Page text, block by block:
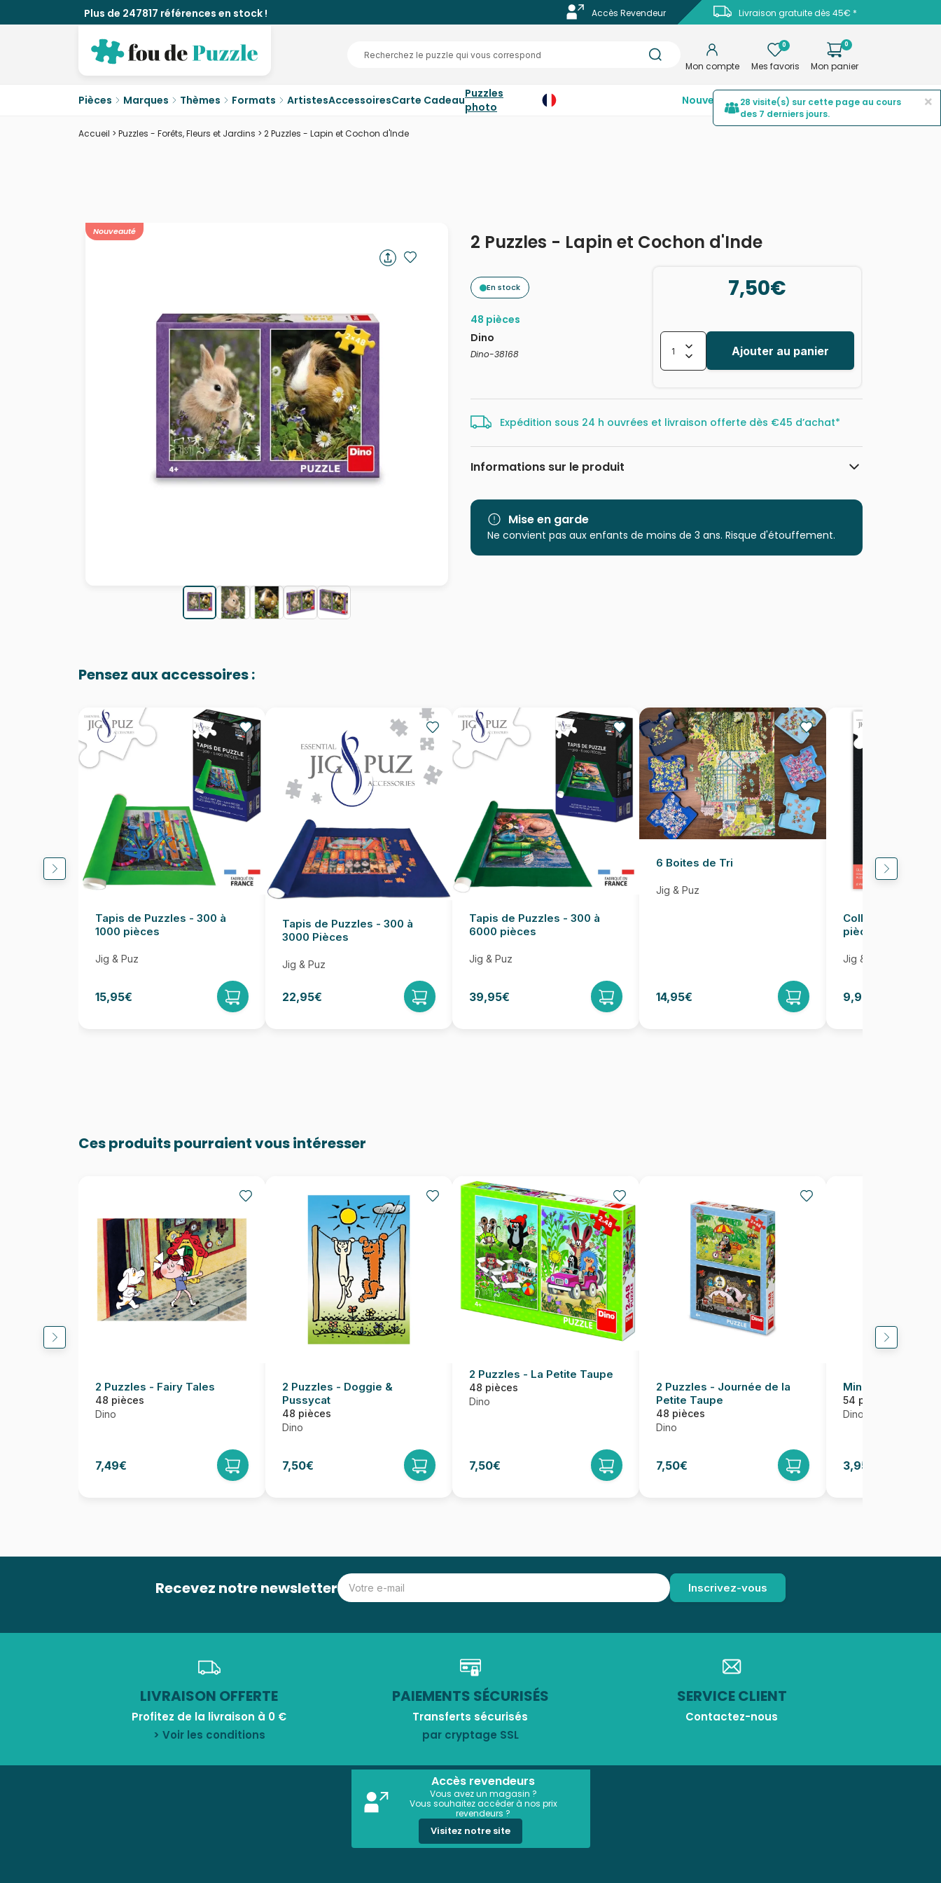
Plus de 247817 références en stock ! Livraison gratuite dès 45€ *
Accès Revendeur
Mon compte
0
Mes favoris
0
Mon panier
Pièces Marques Thèmes Formats ArtistesAccessoiresCarte CadeauPuzzles
photo
NouveautésTop ventesPromotions
Accueil > Puzzles - Forêts, Fleurs et Jardins > 2 Puzzles - Lapin et Cochon d'Inde
Nouveauté 2 Puzzles - Lapin et Cochon d'Inde
En stock
48 pièces
Dino
Dino-38168
7,50€
Ajouter au panier
Expédition sous 24 h ouvrées et livraison offerte dès €45 d’achat*
Informations sur le produit
Catégorie
Age
à partir de 5 ans (31 à 49 pièces)
Mise en garde
Ne convient pas aux enfants de moins de 3 ans. Risque d'étouffement.
Pensez aux accessoires :
Tapis de Puzzles - 300 à
1000 pièces
Jig & Puz
15,95€
Tapis de Puzzles - 300 à
3000 Pièces
Jig & Puz
22,95€
Tapis de Puzzles - 300 à
6000 pièces
Jig & Puz
39,95€
6 Boites de Tri
Jig & Puz
14,95€
Colle pour Puzzle
pièces
Jig & Puz
9,95€
Ces produits pourraient vous intéresser
2 Puzzles - Fairy Tales
48 pièces
Dino
7,49€
2 Puzzles - Doggie &
Pussycat
48 pièces
Dino
7,50€
2 Puzzles - La Petite Taupe
48 pièces
Dino
7,50€
2 Puzzles - Journée de la
Petite Taupe
48 pièces
Dino
7,50€
Mini-puzzle
54 pièces
Dino
3,95€
Recevez notre newsletter
LIVRAISON OFFERTE
Profitez de la livraison à 0 €
> Voir les conditions
PAIEMENTS SÉCURISÉS
Transferts sécurisés
par cryptage SSL
SERVICE CLIENT
Contactez-nous
Accès revendeurs
Vous avez un magasin ?
Vous souhaitez accéder à nos prix
revendeurs ?
Visitez notre site
×
28 visite(s) sur cette page au cours
des 7 derniers jours.